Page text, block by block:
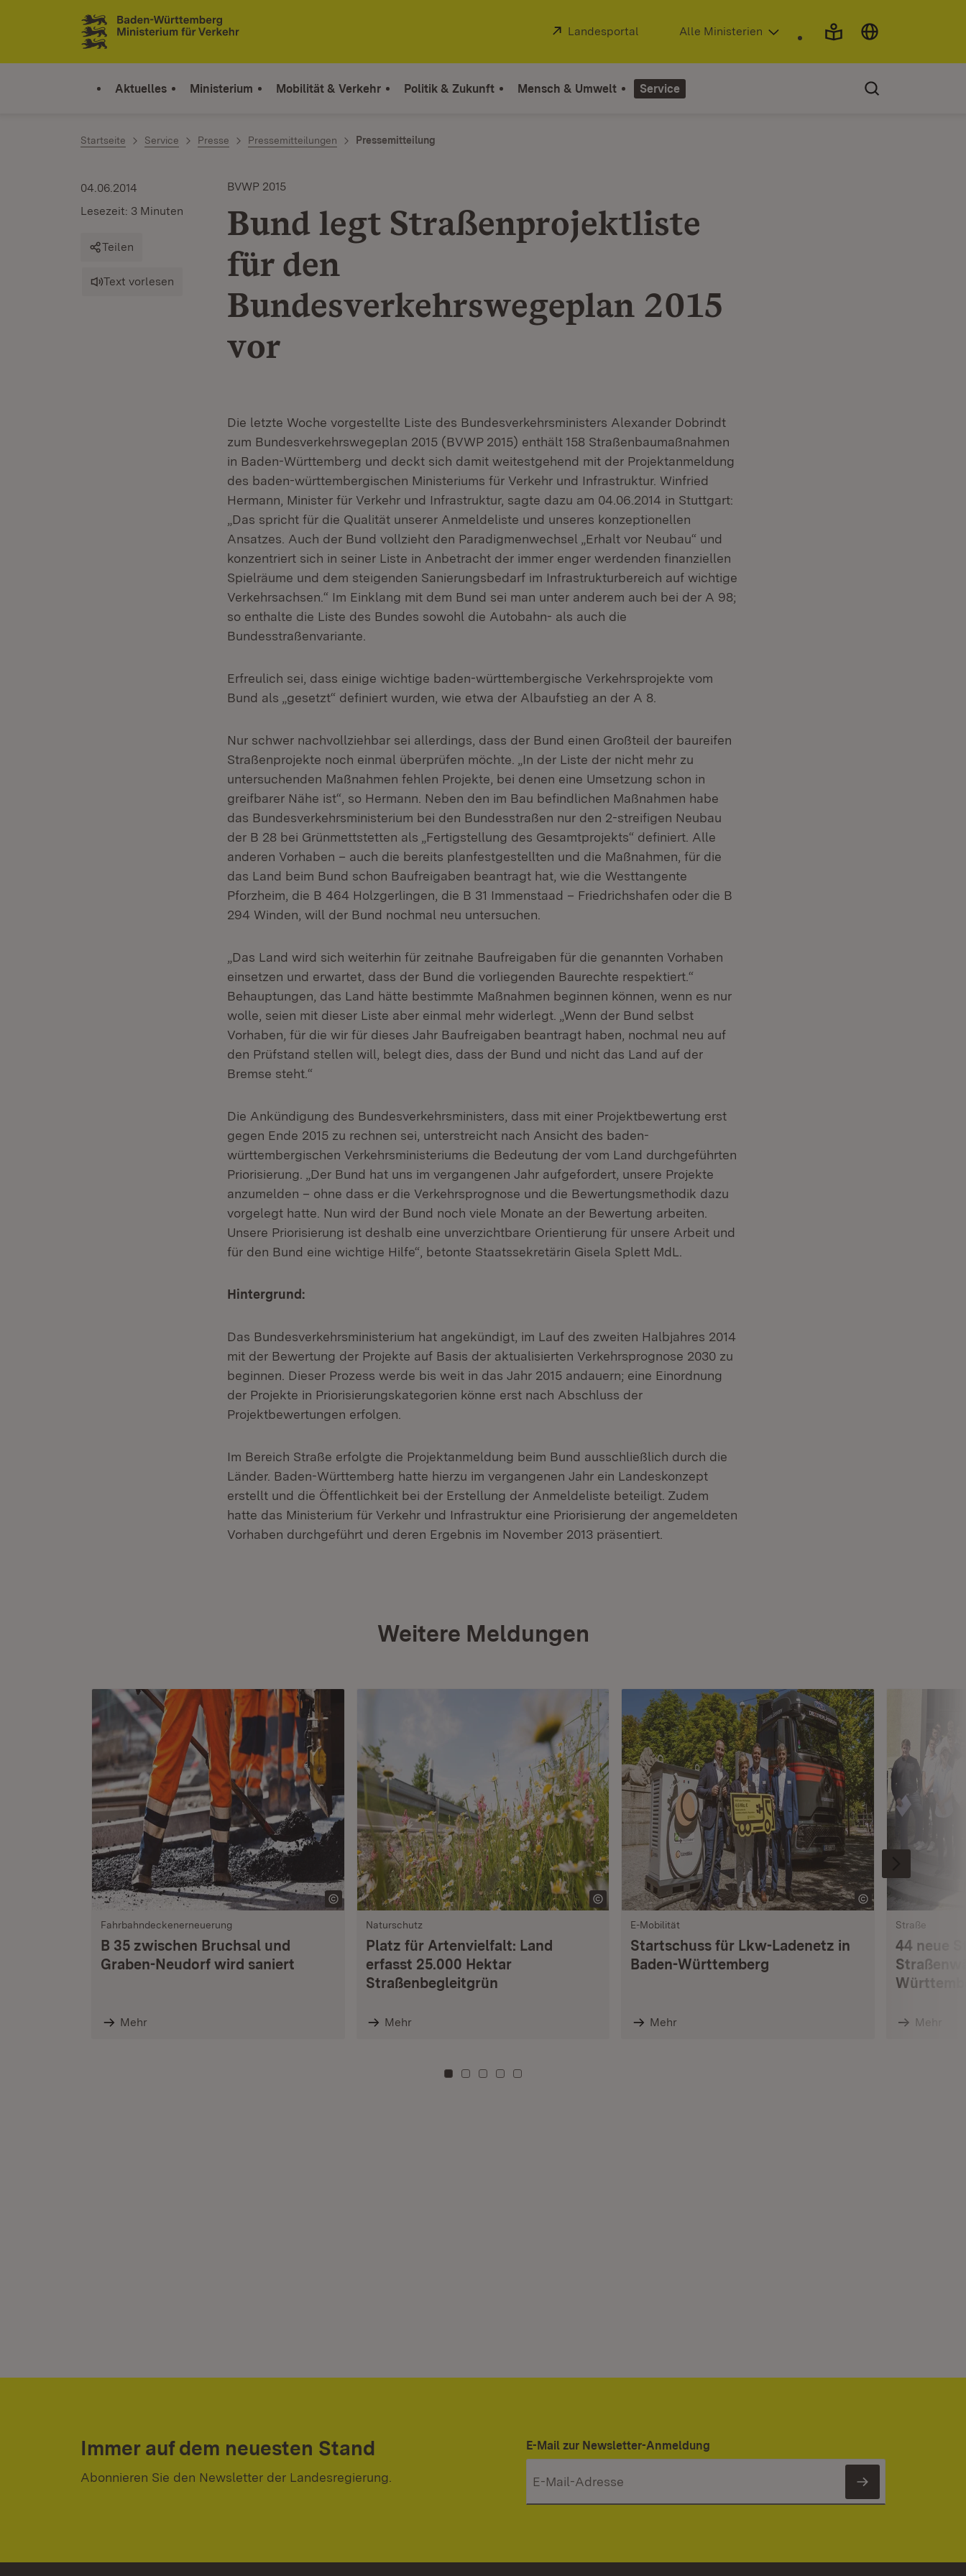
Zum Inhalt springen
Link zur Startseite
Extern:
Landesportal (Öffnet in neuem Fenster)
Alle Ministerien
Aktuelles Ministerium Mobilität & Verkehr Politik & Zukunft Mensch & Umwelt Service
Startseite Service Presse Pressemitteilungen Pressemitteilung
BVWP 2015
Bund legt Straßenprojektliste
für den
Bundesverkehrswegeplan 2015
vor
04.06.2014
Lesezeit: 3 Minuten
Teilen
Text vorlesen
Die letzte Woche vorgestellte Liste des Bundesverkehrsministers Alexander Dobrindt
zum Bundesverkehrswegeplan 2015 (BVWP 2015) enthält 158 Straßenbaumaßnahmen
in Baden-Württemberg und deckt sich damit weitestgehend mit der Projektanmeldung
des baden-württembergischen Ministeriums für Verkehr und Infrastruktur. Winfried
Hermann, Minister für Verkehr und Infrastruktur, sagte dazu am 04.06.2014 in Stuttgart:
„Das spricht für die Qualität unserer Anmeldeliste und unseres konzeptionellen
Ansatzes. Auch der Bund vollzieht den Paradigmenwechsel „Erhalt vor Neubau“ und
konzentriert sich in seiner Liste in Anbetracht der immer enger werdenden finanziellen
Spielräume und dem steigenden Sanierungsbedarf im Infrastrukturbereich auf wichtige
Verkehrsachsen.“ Im Einklang mit dem Bund sei man unter anderem auch bei der A 98;
so enthalte die Liste des Bundes sowohl die Autobahn- als auch die
Bundesstraßenvariante.
Erfreulich sei, dass einige wichtige baden-württembergische Verkehrsprojekte vom
Bund als „gesetzt“ definiert wurden, wie etwa der Albaufstieg an der A 8.
Nur schwer nachvollziehbar sei allerdings, dass der Bund einen Großteil der baureifen
Straßenprojekte noch einmal überprüfen möchte. „In der Liste der nicht mehr zu
untersuchenden Maßnahmen fehlen Projekte, bei denen eine Umsetzung schon in
greifbarer Nähe ist“, so Hermann. Neben den im Bau befindlichen Maßnahmen habe
das Bundesverkehrsministerium bei den Bundesstraßen nur den 2-streifigen Neubau
der B 28 bei Grünmettstetten als „Fertigstellung des Gesamtprojekts“ definiert. Alle
anderen Vorhaben – auch die bereits planfestgestellten und die Maßnahmen, für die
das Land beim Bund schon Baufreigaben beantragt hat, wie die Westtangente
Pforzheim, die B 464 Holzgerlingen, die B 31 Immenstaad – Friedrichshafen oder die B
294 Winden, will der Bund nochmal neu untersuchen.
„Das Land wird sich weiterhin für zeitnahe Baufreigaben für die genannten Vorhaben
einsetzen und erwartet, dass der Bund die vorliegenden Baurechte respektiert.“
Behauptungen, das Land hätte bestimmte Maßnahmen beginnen können, wenn es nur
wolle, seien mit dieser Liste aber einmal mehr widerlegt. „Wenn der Bund selbst
Vorhaben, für die wir für dieses Jahr Baufreigaben beantragt haben, nochmal neu auf
den Prüfstand stellen will, belegt dies, dass der Bund und nicht das Land auf der
Bremse steht.“
Die Ankündigung des Bundesverkehrsministers, dass mit einer Projektbewertung erst
gegen Ende 2015 zu rechnen sei, unterstreicht nach Ansicht des baden-
württembergischen Verkehrsministeriums die Bedeutung der vom Land durchgeführten
Priorisierung. „Der Bund hat uns im vergangenen Jahr aufgefordert, unsere Projekte
anzumelden – ohne dass er die Verkehrsprognose und die Bewertungsmethodik dazu
vorgelegt hatte. Nun wird der Bund noch viele Monate an der Bewertung arbeiten.
Unsere Priorisierung ist deshalb eine unverzichtbare Orientierung für unsere Arbeit und
für den Bund eine wichtige Hilfe“, betonte Staatssekretärin Gisela Splett MdL.
Hintergrund:
Das Bundesverkehrsministerium hat angekündigt, im Lauf des zweiten Halbjahres 2014
mit der Bewertung der Projekte auf Basis der aktualisierten Verkehrsprognose 2030 zu
beginnen. Dieser Prozess werde bis weit in das Jahr 2015 andauern; eine Einordnung
der Projekte in Priorisierungskategorien könne erst nach Abschluss der
Projektbewertungen erfolgen.
Im Bereich Straße erfolgte die Projektanmeldung beim Bund ausschließlich durch die
Länder. Baden-Württemberg hatte hierzu im vergangenen Jahr ein Landeskonzept
erstellt und die Öffentlichkeit bei der Erstellung der Anmeldeliste beteiligt. Zudem
hatte das Ministerium für Verkehr und Infrastruktur eine Priorisierung der angemeldeten
Vorhaben durchgeführt und deren Ergebnis im November 2013 präsentiert.
Weitere Meldungen
Fahrbahndeckenerneuerung
B 35 zwischen Bruchsal und
Graben-Neudorf wird saniert
Mehr
Naturschutz
Platz für Artenvielfalt: Land
erfasst 25.000 Hektar
Straßenbegleitgrün
Mehr
E-Mobilität
Startschuss für Lkw-Ladenetz in
Baden-Württemberg
Mehr
Straße
44 neue
Mehr
Zu Kachel: 0
Zu Kachel: 3
Zu Kachel: 6
Zu Kachel: 9
Zu Kachel: 12
Immer auf dem neuesten Stand
Abonnieren Sie den Newsletter der Landesregierung.
E-Mail zur Newsletter-Anmeldung
Newsletter